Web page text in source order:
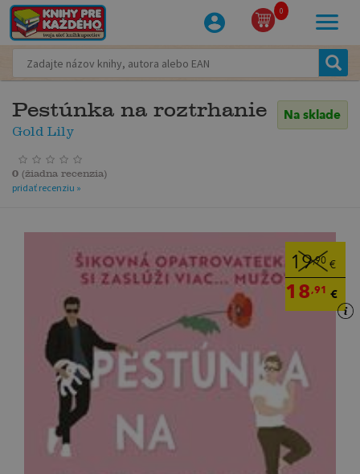
0
Pestúnka na roztrhanie
Gold Lily
Na sklade
0 (žiadna recenzia)
pridať recenziu »
19,90 €
18,91 €